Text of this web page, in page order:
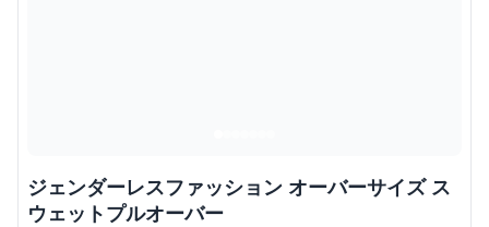
ジェンダーレスファッション オーバーサイズ ス
ウェットプルオーバー